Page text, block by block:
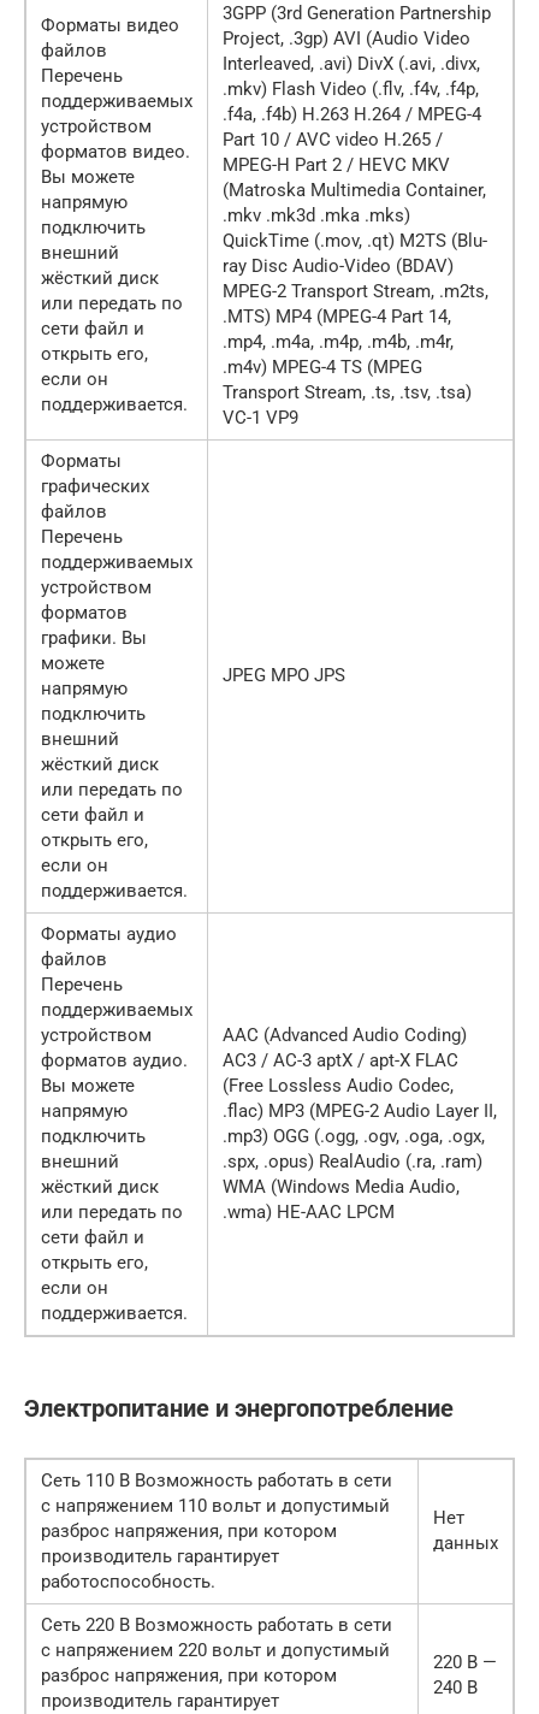
Форматы видео
файлов
Перечень
поддерживаемых
устройством
форматов видео.
Вы можете
напрямую
подключить
внешний
жёсткий диск
или передать по
сети файл и
открыть его,
если он
поддерживается.
3GPP (3rd Generation Partnership
Project, .3gp) AVI (Audio Video
Interleaved, .avi) DivX (.avi, .divx,
.mkv) Flash Video (.flv, .f4v, .f4p,
.f4a, .f4b) H.263 H.264 / MPEG-4
Part 10 / AVC video H.265 /
MPEG-H Part 2 / HEVC MKV
(Matroska Multimedia Container,
.mkv .mk3d .mka .mks)
QuickTime (.mov, .qt) M2TS (Blu-
ray Disc Audio-Video (BDAV)
MPEG-2 Transport Stream, .m2ts,
.MTS) MP4 (MPEG-4 Part 14,
.mp4, .m4a, .m4p, .m4b, .m4r,
.m4v) MPEG-4 TS (MPEG
Transport Stream, .ts, .tsv, .tsa)
VC-1 VP9
Форматы
графических
файлов
Перечень
поддерживаемых
устройством
форматов
графики. Вы
можете
напрямую
подключить
внешний
жёсткий диск
или передать по
сети файл и
открыть его,
если он
поддерживается.
JPEG MPO JPS
Форматы аудио
файлов
Перечень
поддерживаемых
устройством
форматов аудио.
Вы можете
напрямую
подключить
внешний
жёсткий диск
или передать по
сети файл и
открыть его,
если он
поддерживается.
AAC (Advanced Audio Coding)
AC3 / AC-3 aptX / apt-X FLAC
(Free Lossless Audio Codec,
.flac) MP3 (MPEG-2 Audio Layer II,
.mp3) OGG (.ogg, .ogv, .oga, .ogx,
.spx, .opus) RealAudio (.ra, .ram)
WMA (Windows Media Audio,
.wma) HE-AAC LPCM
Электропитание и энергопотребление
Сеть 110 В Возможность работать в сети
с напряжением 110 вольт и допустимый
разброс напряжения, при котором
производитель гарантирует
работоспособность.
Нет
данных
Сеть 220 В Возможность работать в сети
с напряжением 220 вольт и допустимый
разброс напряжения, при котором
производитель гарантирует
220 В —
240 В